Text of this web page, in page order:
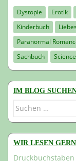
Dystopie Erotik
Kinderbuch
Paranormal
Sachbuch
IM BLOG
Suchen
WIR LESEN GERN
Druckbuchstaben